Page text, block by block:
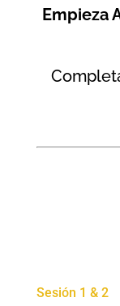
Empieza
Sesión 1 & 2